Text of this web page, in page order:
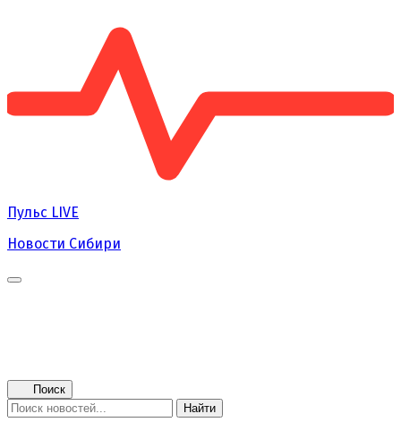
Пульс LIVE
Новости Сибири
Поиск
Найти